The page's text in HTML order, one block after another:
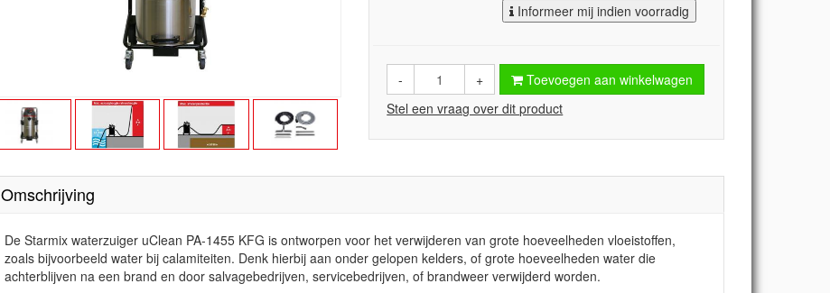
Informeer mij indien voorradig
- +
Toevoegen aan winkelwagen
Stel een vraag over dit product
Omschrijving
De Starmix waterzuiger uClean PA-1455 KFG is ontworpen voor het verwijderen van grote hoeveelheden vloeistoffen,
zoals bijvoorbeeld water bij calamiteiten. Denk hierbij aan onder gelopen kelders, of grote hoeveelheden water die
achterblijven na een brand en door salvagebedrijven, servicebedrijven, of brandweer verwijderd worden.